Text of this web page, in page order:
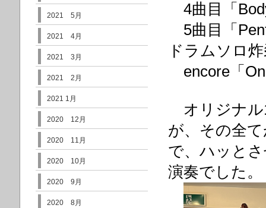
4曲目「
5曲目「
ドラムソロ
encore「On
オリジナル
が、その全
で、ハッと
演奏でした。
2021 5月
2021 4月
2021 3月
2021 2月
2021 1月
2020 12月
2020 11月
2020 10月
2020 9月
2020 8月